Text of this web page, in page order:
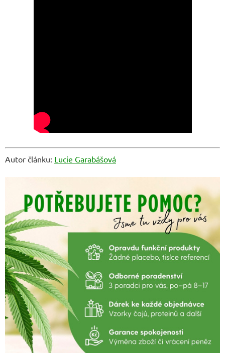
Autor článku: Lucie Garabášová